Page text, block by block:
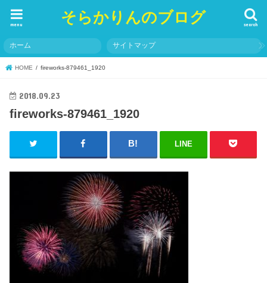
そらかりんのブログ search
menu
ホーム サイトマップ
HOME fireworks-879461_1920
2018.09.23
fireworks-879461_1920
LINE